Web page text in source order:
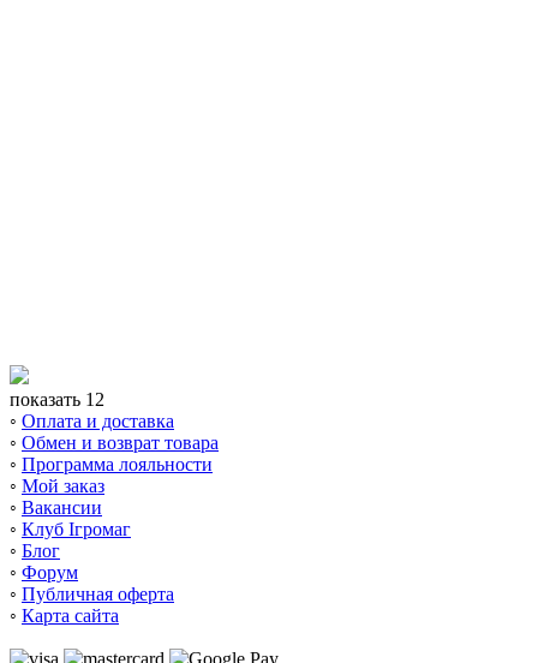
показать 12
◦ Оплата и доставка
◦ Обмен и возврат товара
◦ Программа лояльности
◦ Мой заказ
◦ Вакансии
◦ Клуб Ігромаг
◦ Блог
◦ Форум
◦ Публичная оферта
◦ Карта сайта